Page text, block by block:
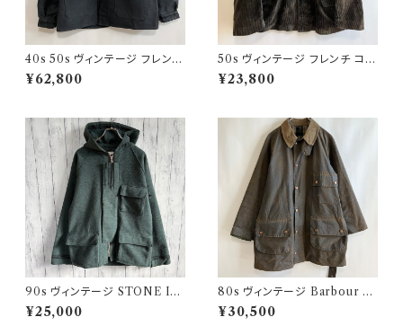
40s 50s ヴィンテージ フレンチ
Vポケ ブラックモールスキンジャ
ケット カバーオール
¥62,800
50s ヴィンテージ フレンチ コー
デュロイジャケット ビンテージ
ファーマーズジャケット
¥23,800
90s ヴィンテージ STONE ISL
AND ウールジャケット ストーン
アイランド グリーンエッジ
¥25,000
80s ヴィンテージ Barbour 2
ワラント ソルウェイジッパー Sol
way Zipper オイルドジャケット
¥30,500